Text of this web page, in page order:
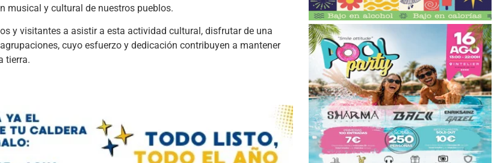
musical y cultural de nuestros pueblos.
y visitantes a asistir a esta actividad cultural, disfrutar de una
cuyo esfuerzo y dedicación contribuyen a mantener
tierra.